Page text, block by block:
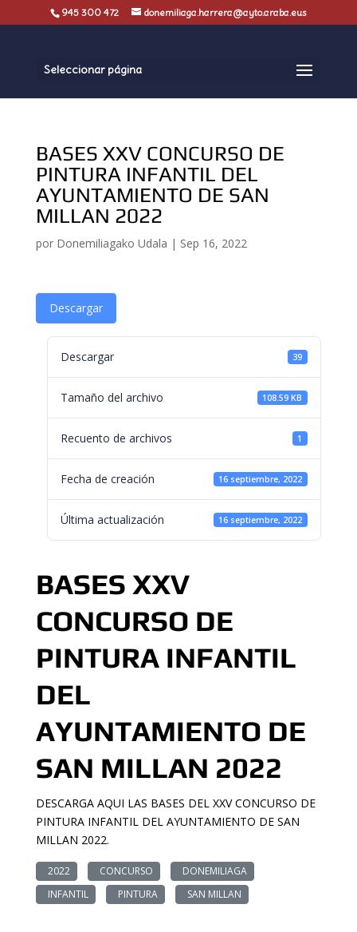
945 300 472 donemiliaga.harrera@ayto.araba.eus
Seleccionar página
BASES XXV CONCURSO DE
PINTURA INFANTIL DEL
AYUNTAMIENTO DE SAN
MILLAN 2022
por Donemiliagako Udala | Sep 16, 2022
Descargar
Descargar 39
Tamaño del archivo 108.59 KB
Recuento de archivos 1
Fecha de creación 16 septiembre, 2022
Última actualización 16 septiembre, 2022
BASES XXV
CONCURSO DE
PINTURA INFANTIL
DEL
AYUNTAMIENTO DE
SAN MILLAN 2022
DESCARGA AQUI LAS BASES DEL XXV CONCURSO DE
PINTURA INFANTIL DEL AYUNTAMIENTO DE SAN
MILLAN 2022.
2022 CONCURSO
DONEMILIAGA
INFANTIL
PINTURA SAN MILLAN